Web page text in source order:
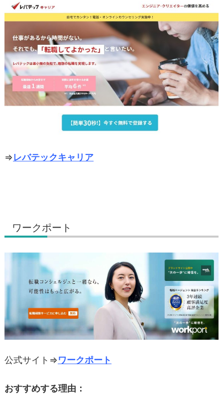
⇒レバテックキャリア
ワークポート
公式サイト⇒ワークポート
おすすめする理由：